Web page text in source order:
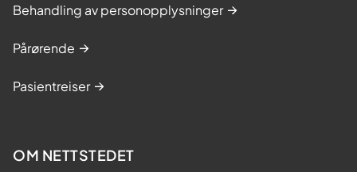
Behandling av personopplysninger
Pårørende
Pasientreiser
OM NETTSTEDET